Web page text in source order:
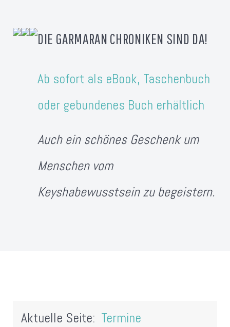
DIE GARMARAN CHRONIKEN SIND DA!
Ab sofort als eBook, Taschenbuch
oder gebundenes Buch erhältlich
Auch ein schönes Geschenk um
Menschen vom
Keyshabewusstsein zu begeistern.
Aktuelle Seite: Termine